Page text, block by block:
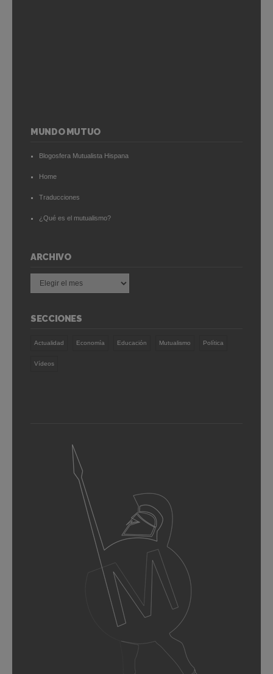
MUNDO MUTUO
Blogosfera Mutualista Hispana
Home
Traducciones
¿Qué es el mutualismo?
ARCHIVO
Archivo
SECCIONES
Actualidad Economía Educación Mutualismo Política
Vídeos